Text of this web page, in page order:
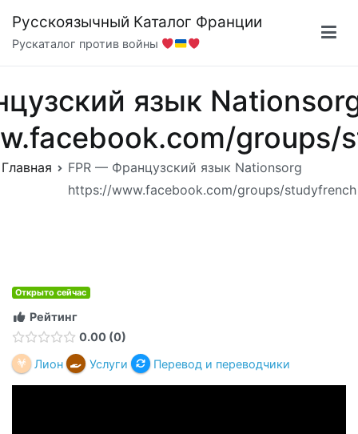
содержимому
Русскоязычный Каталог Франции
Рускаталог против войны
язык
groups/
Главная
FPR — Французский язык Nationsorg
https://www.facebook.com/groups/studyfrench
Открыто сейчас
Рейтинг
0.00 0
Лион
Услуги Перевод и переводчики